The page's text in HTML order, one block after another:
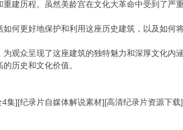
建历程。虽然美龄宫在文化大革命中受到了严
何更好地保护和利用这座历史建筑，以及如何
观众呈现了这座建筑的独特魅力和深厚文化内
历史和文化价值。
集][纪录片自媒体解说素材][高清纪录片资源下